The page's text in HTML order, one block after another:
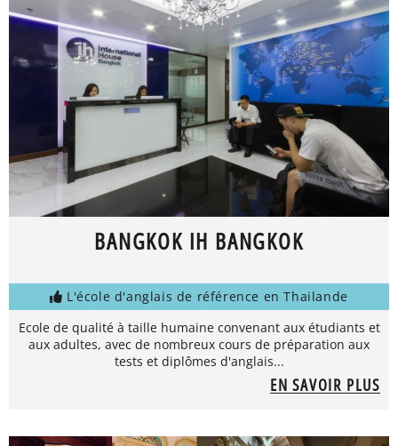
BANGKOK IH BANGKOK
L'école d'anglais de référence en Thailande
Ecole de qualité à taille humaine convenant aux étudiants et
aux adultes, avec de nombreux cours de préparation aux
tests et diplômes d'anglais...
EN SAVOIR PLUS